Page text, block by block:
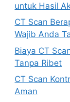
untuk Hasil
CT Scan
Wajib Anda
Biaya CT
Tanpa Ribet
CT Scan
Aman